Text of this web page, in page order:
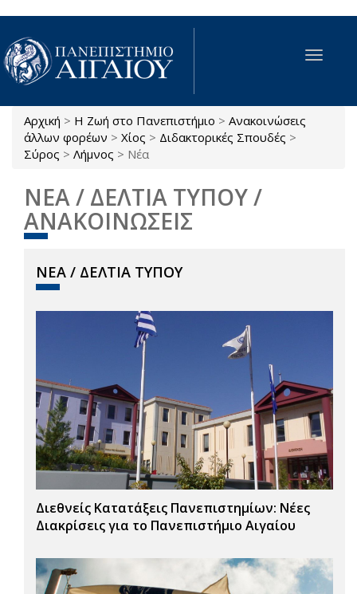
Παράκαμψη προς το κυρίως περιεχόμενο
Toggle
Είστε εδώ
Αρχική > Η Ζωή στο Πανεπιστήμιο > Ανακοινώσεις
άλλων φορέων > Χίος > Διδακτορικές Σπουδές >
Σύρος > Λήμνος > Νέα
ΝΕΑ / ΔΕΛΤΙΑ ΤΥΠΟΥ /
ΑΝΑΚΟΙΝΩΣΕΙΣ
ΝΕΑ / ΔΕΛΤΙΑ ΤΥΠΟΥ
Διεθνείς Κατατάξεις Πανεπιστημίων: Νέες
Διακρίσεις για το Πανεπιστήμιο Αιγαίου